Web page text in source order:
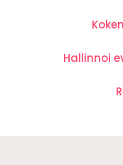
Hallinnoi